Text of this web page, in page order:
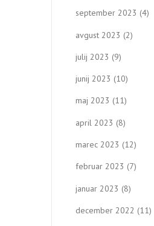
september 2023 (4)
avgust 2023 (2)
julij 2023 (9)
junij 2023 (10)
maj 2023 (11)
april 2023 (8)
marec 2023 (12)
februar 2023 (7)
januar 2023 (8)
december 2022 (11)